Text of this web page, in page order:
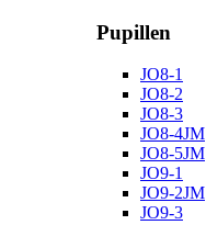
Pupillen
JO8-1
JO8-2
JO8-3
JO8-4JM
JO8-5JM
JO9-1
JO9-2JM
JO9-3